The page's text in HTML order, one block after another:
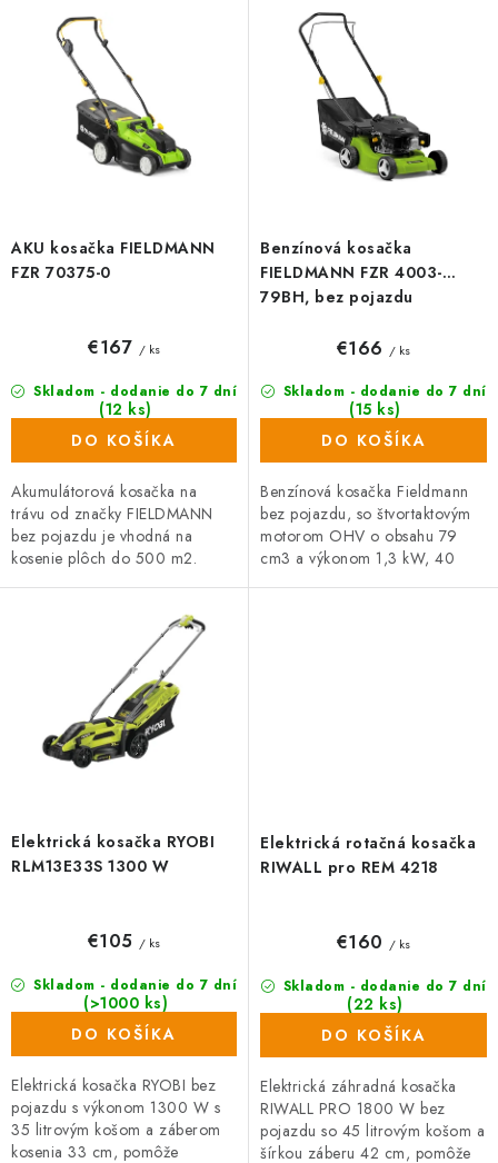
o
v
k
t
AKU kosačka FIELDMANN
FZR 70375-0
Skladom - dodanie do 7 dní
(12 ks)
€167 / ks
DO KOŠÍKA
Akumulátorová kosačka na
trávu od značky FIELDMANN
bez pojazdu je vhodná na
kosenie plôch do 500 m2.
Benzínová kosačka
FIELDMANN FZR 4003-
79BH, bez pojazdu
Skladom - dodanie do 7 dní
(15 ks)
€166 / ks
DO KOŠÍKA
Benzínová kosačka Fieldmann
bez pojazdu, so štvortaktovým
motorom OHV o obsahu 79
cm3 a výkonom 1,3 kW, 40
Elektrická kosačka RYOBI
RLM13E33S 1300 W
Skladom - dodanie do 7 dní
(>1000 ks)
€105 / ks
DO KOŠÍKA
Elektrická kosačka RYOBI bez
pojazdu s výkonom 1300 W s
35 litrovým košom a záberom
kosenia 33 cm, pomôže
Elektrická rotačná kosačka
RIWALL pro REM 4218
Skladom - dodanie do 7 dní
(22 ks)
€160 / ks
DO KOŠÍKA
Elektrická záhradná kosačka
RIWALL PRO 1800 W bez
pojazdu so 45 litrovým košom a
šírkou záberu 42 cm, pomôže